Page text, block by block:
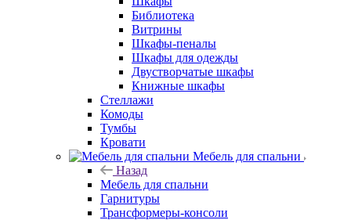
Библиотека
Витрины
Шкафы-пеналы
Шкафы для одежды
Двустворчатые шкафы
Книжные шкафы
Стеллажи
Комоды
Тумбы
Кровати
Мебель для спальни
Назад
Мебель для спальни
Гарнитуры
Трансформеры-консоли